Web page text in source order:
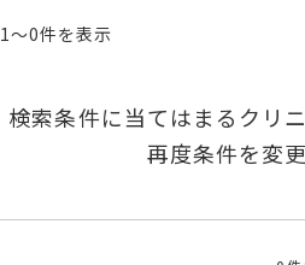
1〜0件を表示
検索条件に当てはまるクリ
再度条件を変